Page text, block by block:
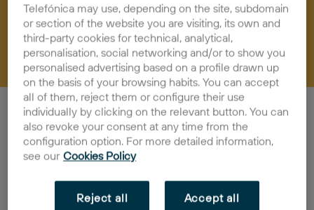
Hace tiempo que aprendí a no decir“es fabuloso”o
“qué interesante”cuando el preguntador plantea un
reto jurídico que no tiene una respuesta
monosilábica.
agotamiento del derecho de marcaes uno de esos
Telefónica may use, depending on the site, subdomain
or section of the website you are visiting, its own and
third-party cookies for technical, analytical,
personalisation, social networking and/or to show you
personalised advertising based on a profile drawn up
on the basis of your browsing habits. You can accept
all of them, reject them or configure their use
individually by clicking on the relevant button. You can
also revoke your consent at any time from the
configuration option. For more detailed information,
see our Cookies Policy
Reject all Accept all